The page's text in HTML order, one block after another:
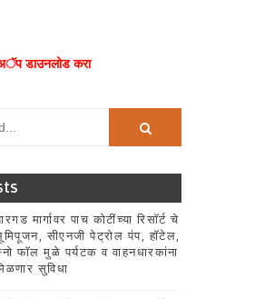
डाउनलोड करा
मार्गावर पाच कोटींच्या रिसॉर्ट चे
सीएनजी पेट्रोल पंप, हॉटेल,
फॉल मुळे पर्यटक व वाहनधारकांना
सुविधा